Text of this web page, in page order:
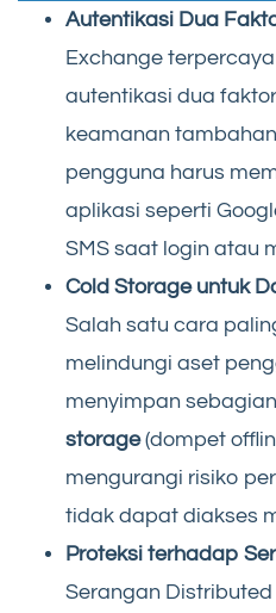
Autentikasi Dua
Exchange
autentikasi dua
keamanan
pengguna harus
aplikasi seperti
SMS saat login atau
Cold Storage untuk
Salah satu cara
melindungi aset
menyimpan
storage(dompet
mengurangi risiko
tidak dapat diakses
Proteksi terhadap
Serangan Distributed